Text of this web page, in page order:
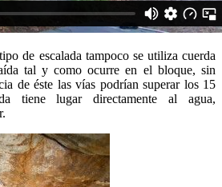
de escalada tampoco se utiliza cuerda
tal y como ocurre en el bloque, sin
de éste las vías podrían superar los 15
tiene lugar directamente al agua,